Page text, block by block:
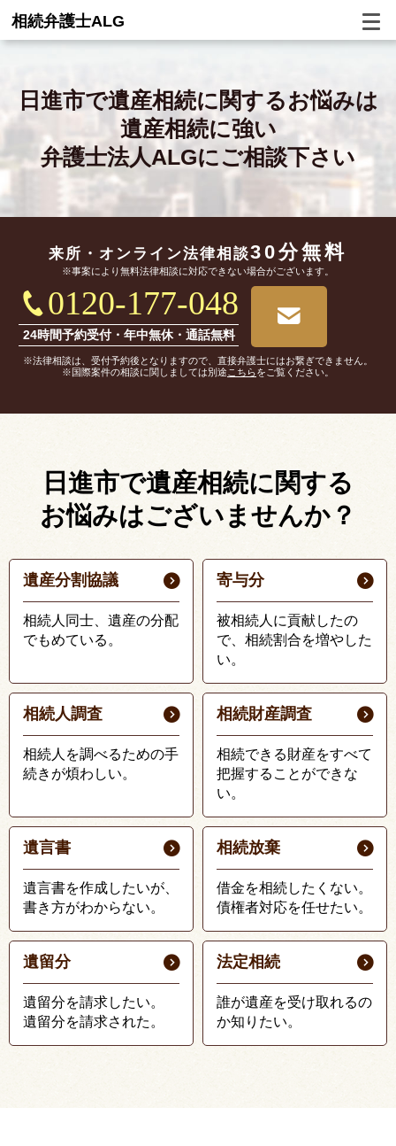
相続弁護士ALG
日進市で遺産相続に関するお悩みは
遺産相続に強い
弁護士法人ALGにご相談下さい
来所・オンライン法律相談30分無料
※事案により無料法律相談に対応できない場合がございます。
0120-177-048
24時間予約受付・年中無休・通話無料
※法律相談は、受付予約後となりますので、直接弁護士にはお繋ぎできません。
※国際案件の相談に関しましては別途 こちらをご覧ください。
日進市で遺産相続に関する
お悩みはございませんか？
遺産分割協議
相続人同士、遺産の分配
でもめている。
寄与分
被相続人に貢献したの
で、相続割合を増やした
い。
相続人調査
相続人を調べるための手
続きが煩わしい。
相続財産調査
相続できる財産をすべて
把握することができな
い。
遺言書
遺言書を作成したいが、
書き方がわからない。
相続放棄
借金を相続したくない。
債権者対応を任せたい。
遺留分
遺留分を請求したい。
遺留分を請求された。
法定相続
誰が遺産を受け取れるの
か知りたい。